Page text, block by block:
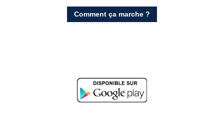
Comment ça marche ?